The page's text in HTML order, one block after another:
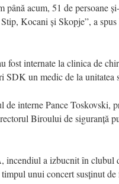
acum, 51 de persoane
Kocani și Skopje”, a
fost internate la clinica de
SDK un medic de la unitatea
interne Pance Toskovski,
Biroului de siguranță
a izbucnit în clubul
unui concert susținut